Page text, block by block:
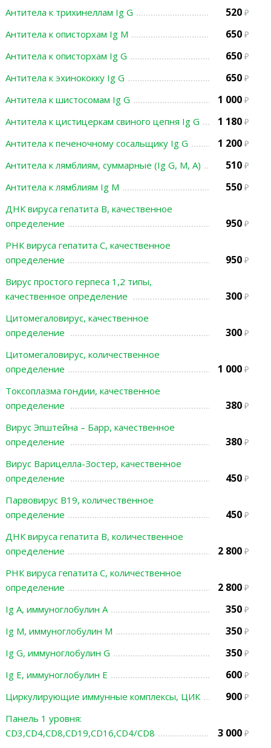
Антитела к трихинеллам Ig G 520
Антитела к описторхам Ig М 650
Антитела к описторхам Ig G 650
Антитела к эхинококку Ig G 650
Антитела к шистосомам Ig G 1 000
Антитела к цистицеркам свиного цепня Ig G 1 180
Антитела к печеночному сосальщику Ig G 1 200
Антитела к лямблиям, суммарные (Ig G, М, А) 510
Антитела к лямблиям Ig М 550
ДНК вируса гепатита В, качественное
определение
950
РНК вируса гепатита С, качественное
определение
950
Вирус простого герпеса 1,2 типы,
качественное определение
300
Цитомегаловирус, качественное
определение
300
Цитомегаловирус, количественное
определение
1 000
Токсоплазма гондии, качественное
определение
380
Вирус Эпштейна – Барр, качественное
определение
380
Вирус Варицелла-Зостер, качественное
определение
450
Парвовирус В19, количественное
определение
450
ДНК вируса гепатита В, количественное
определение
2 800
РНК вируса гепатита С, количественное
определение
2 800
Ig A, иммуноглобулин A 350
Ig M, иммуноглобулин M 350
Ig G, иммуноглобулин G 350
Ig E, иммуноглобулин Е 600
Циркулирующие иммунные комплексы, ЦИК 900
Панель 1 уровня:
CD3,CD4,CD8,CD19,CD16,CD4/CD8
3 000